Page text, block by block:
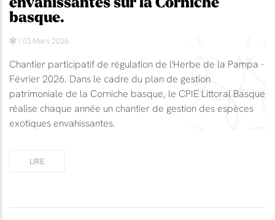
basque.
| 03 Mars 2026
Chantier participatif de régulation de l'Herbe de la Pampa -
Février 2026. Dans le cadre du plan de gestion
patrimoniale de la Corniche basque, le CPIE Littoral Basque
réalise chaque année un chantier de gestion des espèces
exotiques envahissantes.
LIRE